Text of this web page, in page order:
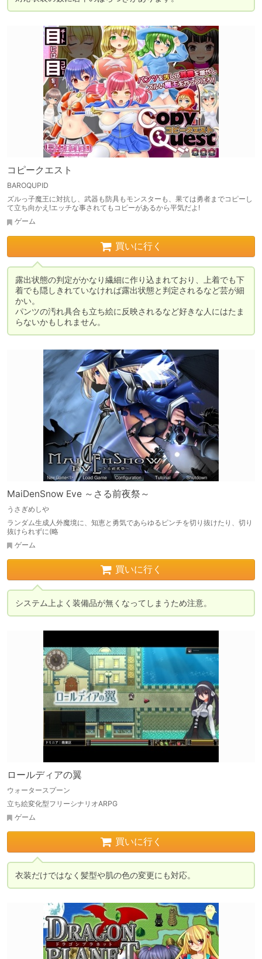
コピークエスト
BAROQUPID
ズルっ子魔王に対抗し、武器も防具もモンスターも、果ては勇者までコピーし
て立ち向かえ!エッチな事されてもコピーがあるから平気だよ!
ゲーム
買いに行く
露出状態の判定がかなり繊細に作り込まれており、上着でも下
着でも隠しきれていなければ露出状態と判定されるなど芸が細
かい。
パンツの汚れ具合も立ち絵に反映されるなど好きな人にはたま
らないかもしれません。
MaiDenSnow Eve ～さる前夜祭～
うさぎめしや
ランダム生成人外魔境に、知恵と勇気であらゆるピンチを切り抜けたり、切り
抜けられずに(略
ゲーム
買いに行く
システム上よく装備品が無くなってしまうため注意。
ロールディアの翼
ウォータースプーン
立ち絵変化型フリーシナリオARPG
ゲーム
買いに行く
衣装だけではなく髪型や肌の色の変更にも対応。